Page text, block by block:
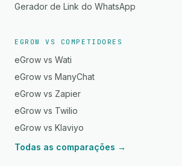
Gerador de Link do WhatsApp
EGROW VS COMPETIDORES
eGrow vs Wati
eGrow vs ManyChat
eGrow vs Zapier
eGrow vs Twilio
eGrow vs Klaviyo
Todas as comparações →